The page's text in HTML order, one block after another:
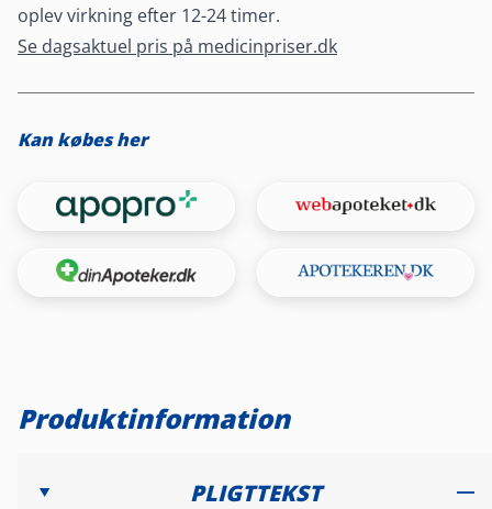
oplev virkning efter 12-24 timer.
Se dagsaktuel pris på medicinpriser.dk
Kan købes her
Produktinformation
PLIGTTEKST